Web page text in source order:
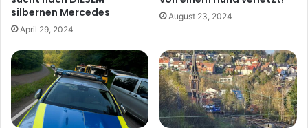
silbernen Mercedes
April 29, 2024
August 23, 2024